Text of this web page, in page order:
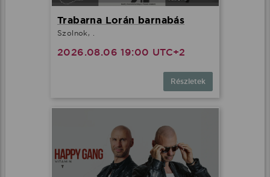
Trabarna Lorán barnabás
Szolnok, .
2026.08.06 19:00 UTC+2
Részletek